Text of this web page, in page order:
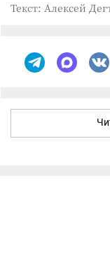
Текст: Алексей